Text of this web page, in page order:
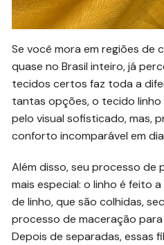
Se você mora em regiões de
quase no Brasil inteiro, já
tecidos certos faz toda a
tantas opções, o tecido
pelo visual sofisticado, mas,
conforto incomparável em
Além disso, seu processo
mais especial: o linho é feito
de linho, que são colhidas,
processo de maceração
Depois de separadas, essas